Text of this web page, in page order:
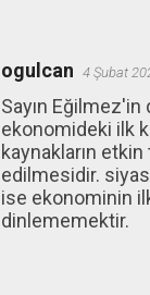
ogulcan 4 Şubat
Sayın Eğilmez'in
ekonomideki ilk
kaynakların
edilmesidir.
ise ekonominin ilk
dinlememektir.